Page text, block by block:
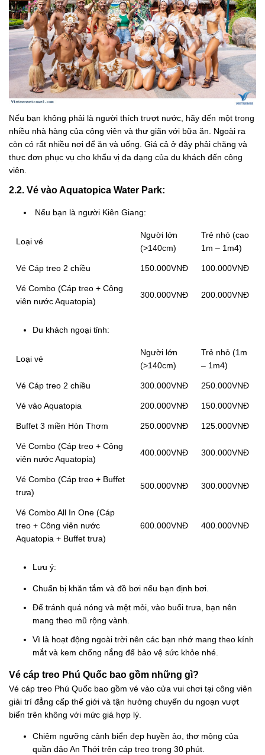
Nếu bạn không phải là người thích trượt nước, hãy đến một trong
nhiều nhà hàng của công viên và thư giãn với bữa ăn. Ngoài ra
còn có rất nhiều nơi để ăn và uống. Giá cả ở đây phải chăng và
thực đơn phục vụ cho khẩu vị đa dạng của du khách đến công
viên.
2.2. Vé vào Aquatopica Water Park:
Nếu bạn là người Kiên Giang:
Loại vé
Người lớn
(>140cm)
Trẻ nhỏ (cao
1m – 1m4)
Vé Cáp treo 2 chiều 150.000VNĐ 100.000VNĐ
Vé Combo (Cáp treo + Công
viên nước Aquatopia)
300.000VNĐ 200.000VNĐ
Du khách ngoại tỉnh:
Loại vé
Người lớn
(>140cm)
Trẻ nhỏ (1m
– 1m4)
Vé Cáp treo 2 chiều 300.000VNĐ 250.000VNĐ
Vé vào Aquatopia 200.000VNĐ 150.000VNĐ
Buffet 3 miền Hòn Thơm 250.000VNĐ 125.000VNĐ
Vé Combo (Cáp treo + Công
viên nước Aquatopia)
400.000VNĐ 300.000VNĐ
Vé Combo (Cáp treo + Buffet
trưa)
500.000VNĐ 300.000VNĐ
Vé Combo All In One (Cáp
treo + Công viên nước
Aquatopia + Buffet trưa)
600.000VNĐ 400.000VNĐ
Lưu ý:
Chuẩn bị khăn tắm và đồ bơi nếu bạn định bơi.
Để tránh quá nóng và mệt mỏi, vào buổi trưa, bạn nên
mang theo mũ rộng vành.
Vì là hoạt động ngoài trời nên các bạn nhớ mang theo kính
mắt và kem chống nắng để bảo vệ sức khỏe nhé.
Vé cáp treo Phú Quốc bao gồm những gì?
Vé cáp treo Phú Quốc bao gồm vé vào cửa vui chơi tại công viên
giải trí đẳng cấp thế giới và tận hưởng chuyến du ngoạn vượt
biển trên không với mức giá hợp lý.
Chiêm ngưỡng cảnh biển đẹp huyền ảo, thơ mộng của
quần đảo An Thới trên cáp treo trong 30 phút.